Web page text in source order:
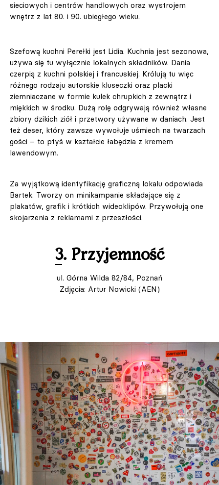
sieciowych i centrów handlowych oraz wystrojem
wnętrz z lat 80. i 90. ubiegłego wieku.
Szefową kuchni Perełki jest Lidia. Kuchnia jest sezonowa,
używa się tu wyłącznie lokalnych składników. Dania
czerpią z kuchni polskiej i francuskiej. Królują tu więc
różnego rodzaju autorskie kluseczki oraz placki
ziemniaczane w formie kulek chrupkich z zewnątrz i
miękkich w środku. Dużą rolę odgrywają również własne
zbiory dzikich ziół i przetwory używane w daniach. Jest
też deser, który zawsze wywołuje uśmiech na twarzach
gości – to ptyś w kształcie łabędzia z kremem
lawendowym.
Za wyjątkową identyfikację graficzną lokalu odpowiada
Bartek. Tworzy on minikampanie składające się z
plakatów, grafik i krótkich wideoklipów. Przywołują one
skojarzenia z reklamami z przeszłości.
3. Przyjemność
ul. Górna Wilda 82/84, Poznań
Zdjęcia: Artur Nowicki (AEN)